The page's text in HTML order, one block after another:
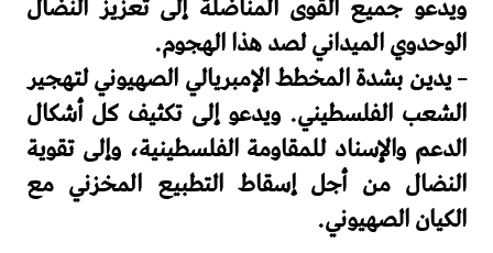
الوحدوي الميداني لصد هذا الهجوم.
– يدين بشدة المخطط الإمبريالي الصهيوني لتهجير
الشعب الفلسطيني. ويدعو إلى تكثيف كل أشكال
الدعم والإسناد للمقاومة الفلسطينية، وإلى تقوية
النضال من أجل إسقاط التطبيع المخزني مع
الكيان الصهيوني.